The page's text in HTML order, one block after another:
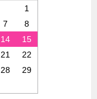
1
7
8
14
15
21
22
28
29